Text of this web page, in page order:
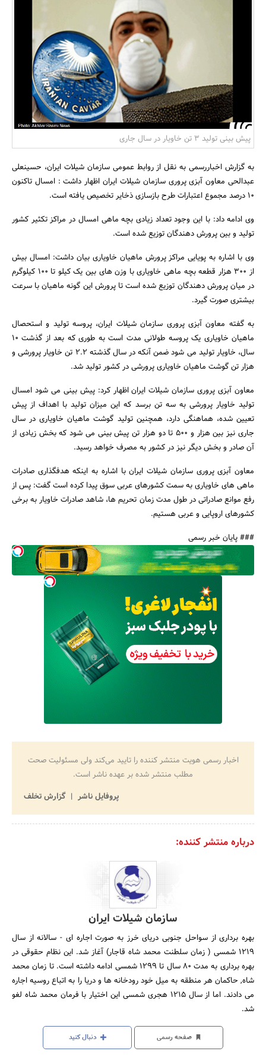
مسکن و ساختمان
جستجو
پیش بینی تولید 3 تن خاویار در سال جاری
به گزارش اخباررسمی به نقل از روابط عمومی سازمان شیلات ایران، حسینعلی
عبدالحی معاون آبزی پروری سازمان شیلات ایران اظهار داشت : امسال تاکنون
10 درصد مجموع اعتبارات طرح بازسازی ذخایر تخصیص یافته است.
وی ادامه داد: با این وجود تعداد زیادی بچه ماهی امسال در مراکز تکثیر کشور
تولید و بین پرورش دهندگان توزیع شده است.
وی با اشاره به پویایی مراکز پرورش ماهیان خاویاری بیان داشت: امسال بیش
از 300 هزار قطعه بچه ماهی خاویاری با وزن های بین یک کیلو تا 100 کیلوگرم
در میان پرورش دهندگان توزیع شده است تا پرورش این گونه ماهیان با سرعت
بیشتری صورت گیرد.
به گفته معاون آبزی پروری سازمان شیلات ایران، پروسه تولید و استحصال
ماهیان خاویاری یک پروسه طولانی مدت است به طوری که بعد از گذشت 10
سال، خاویار تولید می شود ضمن آنکه در سال گذشته 2.2 تن خاویار پرورشی و
هزار تن گوشت ماهیان خاویاری پرورشی در کشور تولید شد.
معاون آبزی پروری سازمان شیلات ایران اظهار کرد: پیش بینی می شود امسال
تولید خاویار پرورشی به سه تن برسد که این میزان تولید با اهداف از پیش
تعیین شده، هماهنگی دارد، همچنین تولید گوشت ماهیان خاویاری در سال
جاری نیز بین هزار و 500 تا دو هزار تن پیش بینی می شود که بخش زیادی از
آن صادر و بخش دیگر نیز در کشور به مصرف خواهد رسید.
معاون آبزی پروری سازمان شیلات ایران با اشاره به اینکه هدفگذاری صادرات
ماهی های خاویاری به سمت کشورهای عربی سوق پیدا کرده است گفت: پس از
رفع موانع صادراتی در طول مدت زمان تحریم ها، شاهد صادرات خاویار به برخی
کشورهای اروپایی و عربی هستیم.
### پایان خبر رسمی
اخبار رسمی هویت منتشر کننده را تایید می‌کند ولی مسئولیت صحت
مطلب منتشر شده بر عهده ناشر است.
پروفایل ناشر
گزارش تخلف
درباره منتشر کننده:
سازمان شیلات ایران
بهره برداری از سواحل جنوبی دریای خرز به صورت اجاره ای - سالانه از سال
1219 شمسی ( زمان سلطنت محمد شاه قاجار) آغاز شد. این نظام حقوقی در
بهره برداری به مدت 80 سال تا 1299 شمسی ادامه داشته است. تا زمان محمد
شاه, حاکمان هر منطقه به میل خود رودخانه ها و دریا را به اتباع روسیه اجاره
می دادند. اما از سال 1215 هجری شمسی این اختیار با فرمان محمد شاه لغو
شد.
صفحه رسمی دنبال کنید